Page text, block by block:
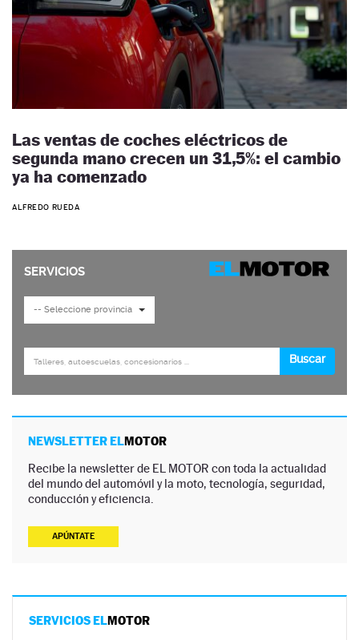
Las ventas de coches eléctricos de
segunda mano crecen un 31,5%: el cambio
ya ha comenzado
ALFREDO RUEDA
NEWSLETTER ELMOTOR
Recibe la newsletter de EL MOTOR con toda la actualidad
del mundo del automóvil y la moto, tecnología, seguridad,
conducción y eficiencia.
APÚNTATE
SERVICIOS ELMOTOR